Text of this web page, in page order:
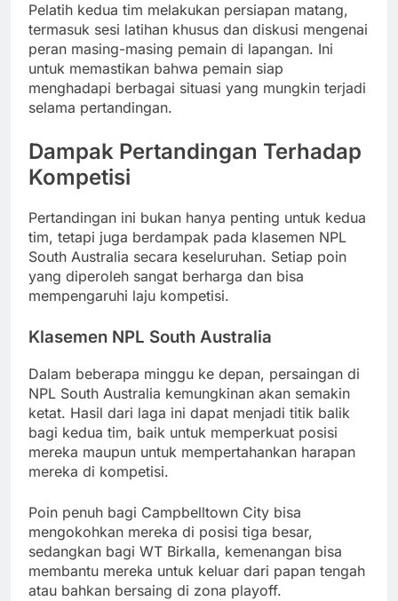
Pelatih kedua tim melakukan persiapan matang,
termasuk sesi latihan khusus dan diskusi mengenai
peran masing-masing pemain di lapangan. Ini
untuk memastikan bahwa pemain siap
menghadapi berbagai situasi yang mungkin terjadi
selama pertandingan.
Dampak Pertandingan Terhadap
Kompetisi
Pertandingan ini bukan hanya penting untuk kedua
tim, tetapi juga berdampak pada klasemen NPL
South Australia secara keseluruhan. Setiap poin
yang diperoleh sangat berharga dan bisa
mempengaruhi laju kompetisi.
Klasemen NPL South Australia
Dalam beberapa minggu ke depan, persaingan di
NPL South Australia kemungkinan akan semakin
ketat. Hasil dari laga ini dapat menjadi titik balik
bagi kedua tim, baik untuk memperkuat posisi
mereka maupun untuk mempertahankan harapan
mereka di kompetisi.
Poin penuh bagi Campbelltown City bisa
mengokohkan mereka di posisi tiga besar,
sedangkan bagi WT Birkalla, kemenangan bisa
membantu mereka untuk keluar dari papan tengah
atau bahkan bersaing di zona playoff.